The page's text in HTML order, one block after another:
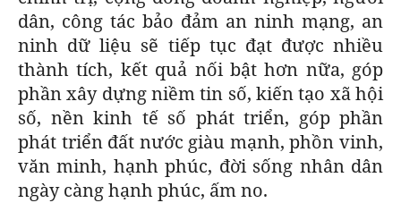
dân, công tác bảo đảm an ninh mạng, an
ninh dữ liệu sẽ tiếp tục đạt được nhiều
thành tích, kết quả nối bật hơn nữa, góp
phần xây dựng niềm tin số, kiến tạo xã hội
số, nền kinh tế số phát triển, góp phần
phát triển đất nước giàu mạnh, phồn vinh,
văn minh, hạnh phúc, đời sống nhân dân
ngày càng hạnh phúc, ấm no.